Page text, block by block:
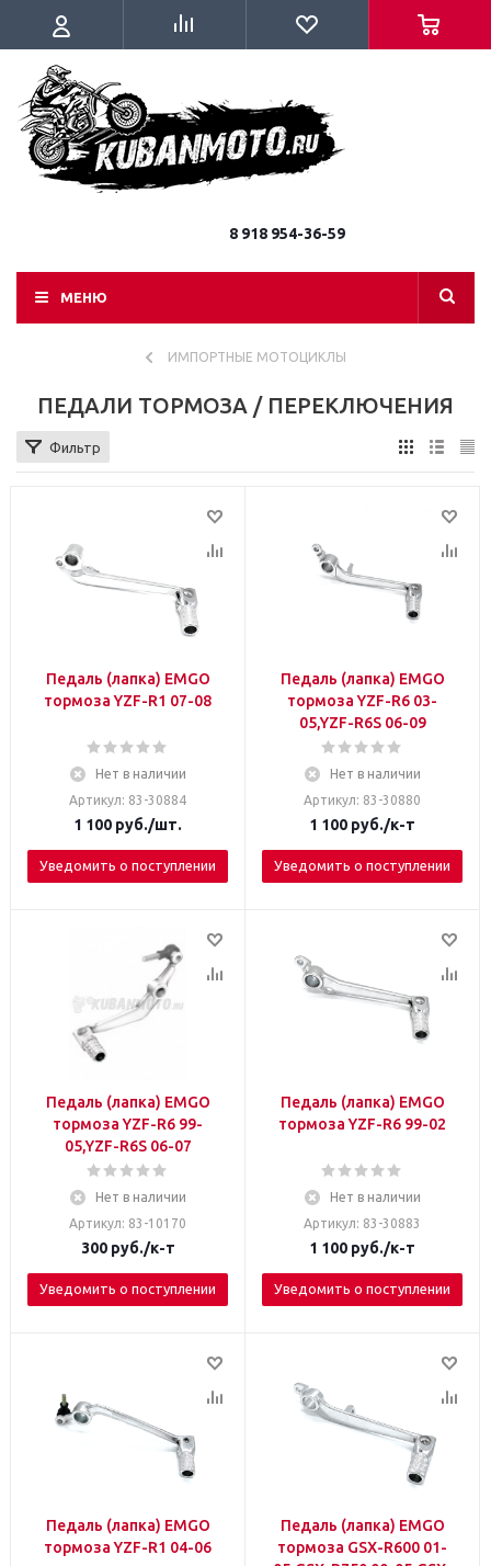
8 918 954-36-59
МЕНЮ
ИМПОРТНЫЕ МОТОЦИКЛЫ
ПЕДАЛИ ТОРМОЗА / ПЕРЕКЛЮЧЕНИЯ
Фильтр
Педаль (лапка) EMGO
тормоза YZF-R1 07-08
Нет в наличии
Артикул: 83-30884
1 100 руб./шт.
Уведомить о поступлении
Педаль (лапка) EMGO
тормоза YZF-R6 03-
05,YZF-R6S 06-09
Нет в наличии
Артикул: 83-30880
1 100 руб./к-т
Уведомить о поступлении
Педаль (лапка) EMGO
тормоза YZF-R6 99-
05,YZF-R6S 06-07
Нет в наличии
Артикул: 83-10170
300руб./к-т
Уведомить о поступлении
Педаль (лапка) EMGO
тормоза YZF-R6 99-02
Нет в наличии
Артикул: 83-30883
1 100 руб./к-т
Уведомить о поступлении
Педаль (лапка) EMGO
тормоза YZF-R1 04-06
Педаль (лапка) EMGO
тормоза GSX-R600 01-